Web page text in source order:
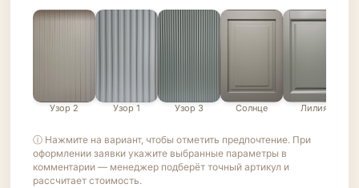
Узор 2 Узор 1 Узор 3 Солнце Лилия
ⓘ Нажмите на вариант, чтобы отметить предпочтение. При
оформлении заявки укажите выбранные параметры в
комментарии — менеджер подберёт точный артикул и
рассчитает стоимость.